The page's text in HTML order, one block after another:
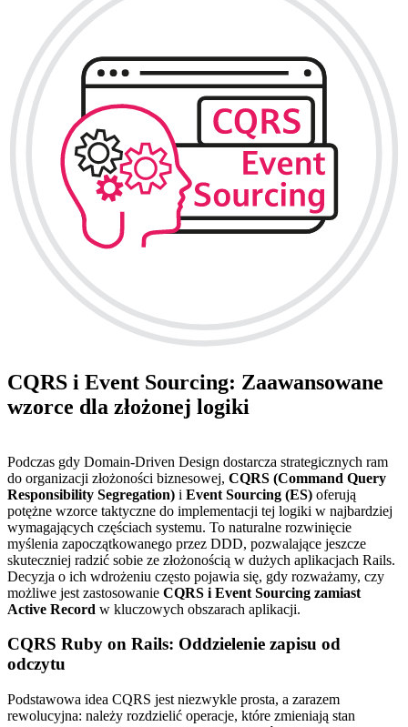
CQRS i Event Sourcing: Zaawansowane
wzorce dla złożonej logiki
Podczas gdy Domain-Driven Design dostarcza strategicznych ram
do organizacji złożoności biznesowej, CQRS (Command Query
Responsibility Segregation) i Event Sourcing (ES) oferują
potężne wzorce taktyczne do implementacji tej logiki w najbardziej
wymagających częściach systemu. To naturalne rozwinięcie
myślenia zapoczątkowanego przez DDD, pozwalające jeszcze
skuteczniej radzić sobie ze złożonością w dużych aplikacjach Rails.
Decyzja o ich wdrożeniu często pojawia się, gdy rozważamy, czy
możliwe jest zastosowanie CQRS i Event Sourcing zamiast
Active Record w kluczowych obszarach aplikacji.
CQRS Ruby on Rails: Oddzielenie zapisu od
odczytu
Podstawowa idea CQRS jest niezwykle prosta, a zarazem
rewolucyjna: należy rozdzielić operacje, które zmieniają stan